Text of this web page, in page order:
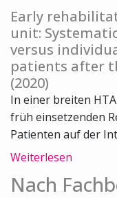
Early
unit:
versus
patients after
(2020)
In einer breiten
früh einsetzenden
Patienten auf der
Weiterlesen
Nach